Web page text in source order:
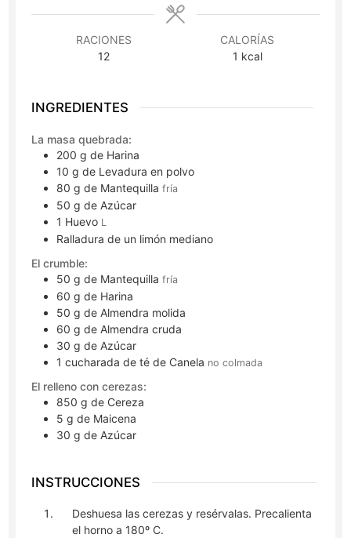
RACIONES
12
CALORÍAS
1 kcal
INGREDIENTES
La masa quebrada:
200 g de Harina
10 g de Levadura en polvo
80 g de Mantequilla fría
50 g de Azúcar
1 Huevo L
Ralladura de un limón mediano
El crumble:
50 g de Mantequillafría
60 g de Harina
50 g de Almendra molida
60 g de Almendra cruda
30 g de Azúcar
1 cucharada de té de Canela no colmada
El relleno con cerezas:
850 g de Cereza
5 g de Maicena
30 g de Azúcar
INSTRUCCIONES
Deshuesa las cerezas y resérvalas. Precalienta
el horno a 180º C.